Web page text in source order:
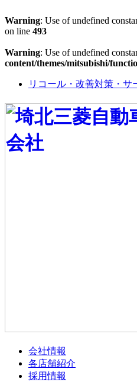
Warning: Use of undefined
on line 493
Warning: Use of undefined
content/themes/mitsubishi/
リコール・改善対策・サ
会社情報
各店舗紹介
採用情報